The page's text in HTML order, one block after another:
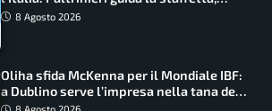
Barnabà sogna l’oro dalle grandi altezze
8 Agosto 2026
Oliha sfida McKenna per il Mondiale IBF:
a Dublino serve l’impresa nella tana del
lupo